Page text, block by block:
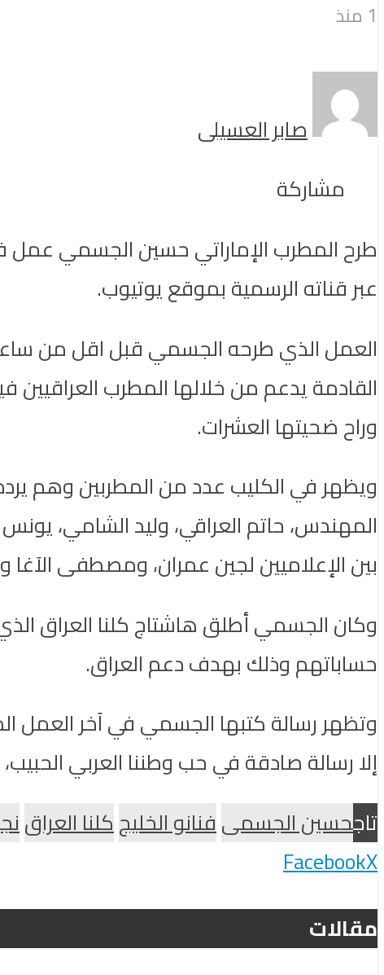
1 منذ
صابر العسيلى
مشاركة
عبر قناته الرسمية بموقع يوتيوب.
العمل الذي طرحه الجسمي قبل اقل من ساعة
القادمة يدعم من خلالها المطرب العراقيين
وراح ضحيتها العشرات.
ويظهر في الكليب عدد من المطربين وهم
المهندس، حاتم العراقي، وليد الشامي،
بين الإعلاميين لجين عمران، ومصطفى الآغا
وكان الجسمي أطلق هاشتاج كلنا العراق
حساباتهم وذلك بهدف دعم العراق.
إلا رسالة صادقة في حب وطننا العربي
تاجحسين الجسمىفنانو الخليجكلنا العراق
FacebookX
مقالات